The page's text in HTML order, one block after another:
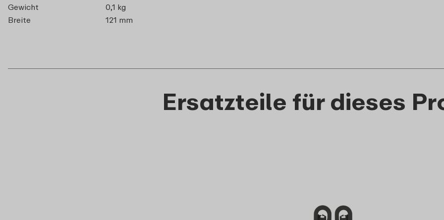
Gewicht
0,1 kg
Breite
121 mm
Ersatzteile für dieses